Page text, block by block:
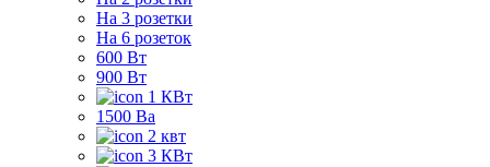
На 3 розетки
На 6 розеток
600 Вт
900 Вт
1 КВт
1500 Ва
2 квт
3 КВт